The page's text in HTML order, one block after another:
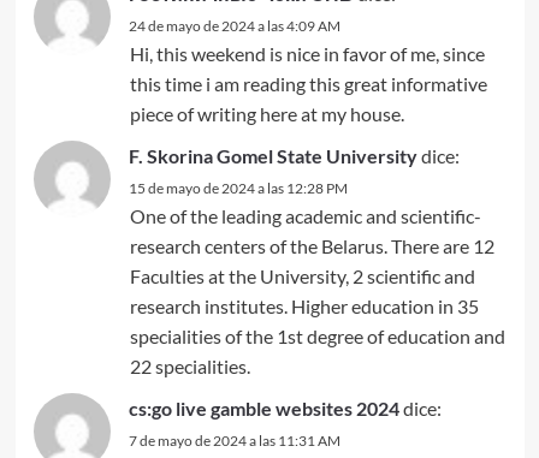
24 de mayo de 2024 a las 4:09 AM
Hi, this weekend is nice in favor of me, since
this time i am reading this great informative
piece of writing here at my house.
F. Skorina Gomel State Universitydice:
15 de mayo de 2024 a las 12:28 PM
One of the leading academic and scientific-
research centers of the Belarus. There are 12
Faculties at the University, 2 scientific and
research institutes. Higher education in 35
specialities of the 1st degree of education and
22 specialities.
cs:go live gamble websites 2024dice:
7 de mayo de 2024 a las 11:31 AM